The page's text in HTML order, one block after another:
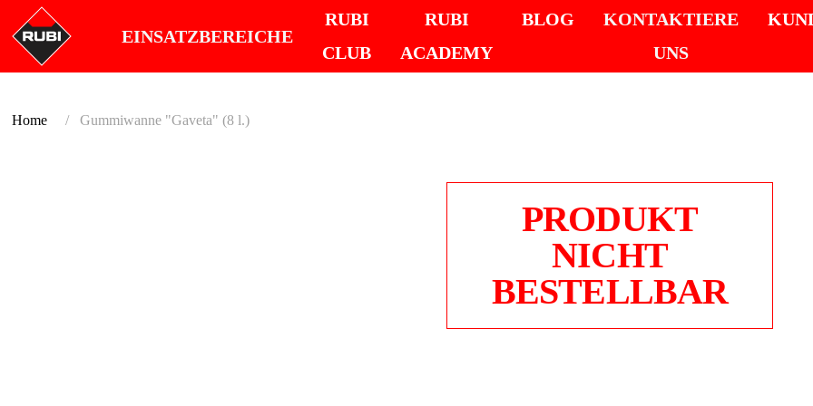
EINSATZBEREICHE
RUBI
CLUB
RUBI
ACADEMY
BLOG
KONTAKTIERE
UNS
Home Gummiwanne "Gaveta" (8 l.)
PRODUKT
NICHT
BESTELLBAR